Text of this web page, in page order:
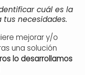
cuál es la
necesidades.
mejorar y/o
una solución
lo desarrollamos